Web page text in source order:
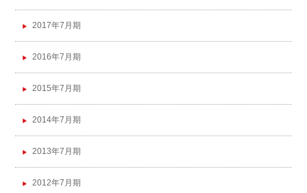
2017年7月期
2016年7月期
2015年7月期
2014年7月期
2013年7月期
2012年7月期